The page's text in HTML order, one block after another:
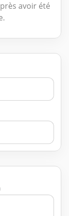
avoir été